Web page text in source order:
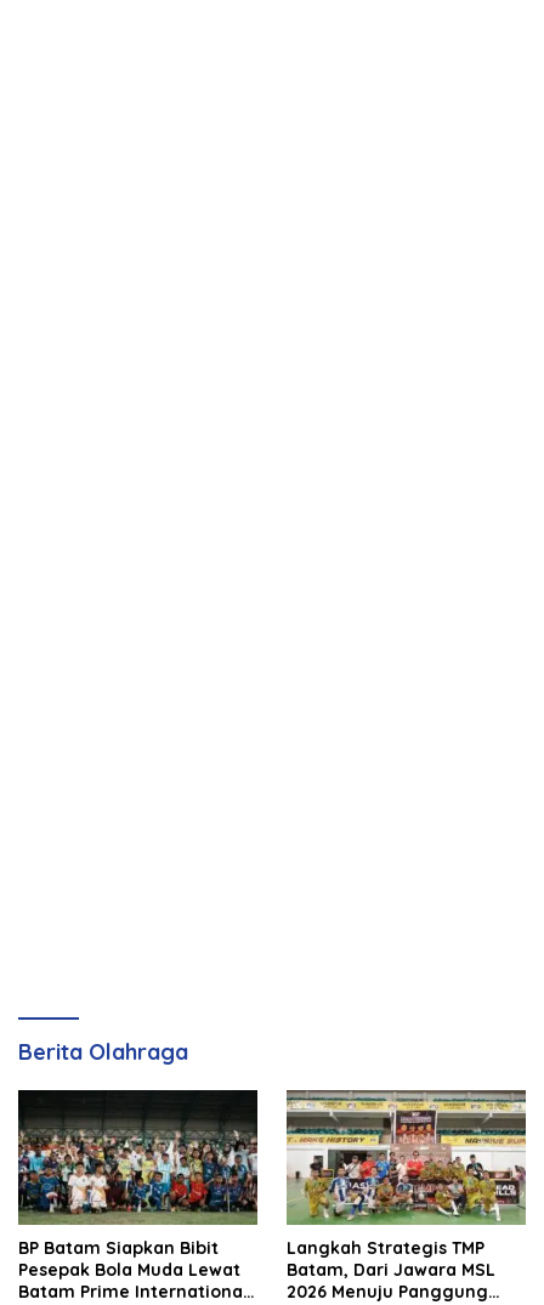
Berita Olahraga
BP Batam Siapkan Bibit
Pesepak Bola Muda Lewat
Batam Prime International
Langkah Strategis TMP
Batam, Dari Jawara MSL
2026 Menuju Panggung